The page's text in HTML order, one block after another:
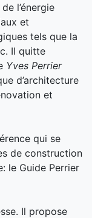
l’énergie
et
tels que la
Il quitte
Yves Perrier
d’architecture
et
qui se
de construction
le Guide Perrier
Il propose